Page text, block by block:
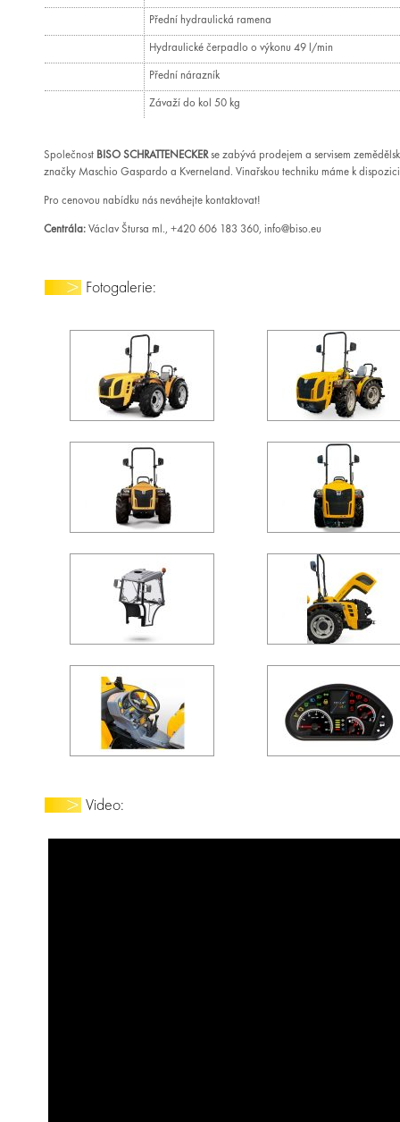
Přední hydraulická ramena
Hydraulické čerpadlo o výkonu 49 l/min
Přední nárazník
Závaží do kol 50 kg
Společnost BISO SCHRATTENECKERse zabývá prodejem a servisem
značky Maschio Gaspardo a Kverneland. Vinařskou techniku máme k
Pro cenovou nabídku nás neváhejte kontaktovat!
Centrála: Václav Štursa ml., +420 606 183 360, info@biso.eu
Fotogalerie:
Video: